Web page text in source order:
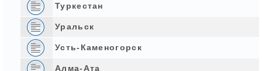
Туркестан
Уральск
Усть-Каменогорск
Алма-Ата